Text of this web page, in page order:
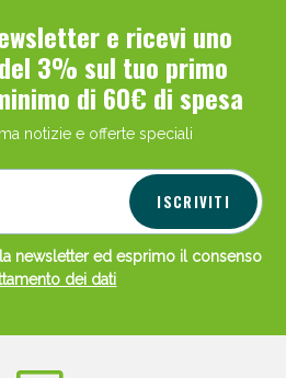
e ricevi uno
3% sul tuo primo
di 60€ di spesa
notizie e offerte speciali
ISCRIVITI
newsletter ed esprimo il consenso
dei dati